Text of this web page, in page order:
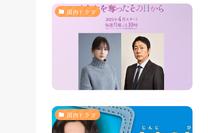
国内ドラマ
国内ドラマ